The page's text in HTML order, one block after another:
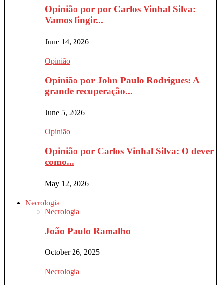
Opinião por por Carlos Vinhal Silva:
Vamos fingir...
June 14, 2026
Opinião
Opinião por John Paulo Rodrigues: A
grande recuperação...
June 5, 2026
Opinião
Opinião por Carlos Vinhal Silva: O dever
como...
May 12, 2026
Necrologia
Necrologia
João Paulo Ramalho
October 26, 2025
Necrologia